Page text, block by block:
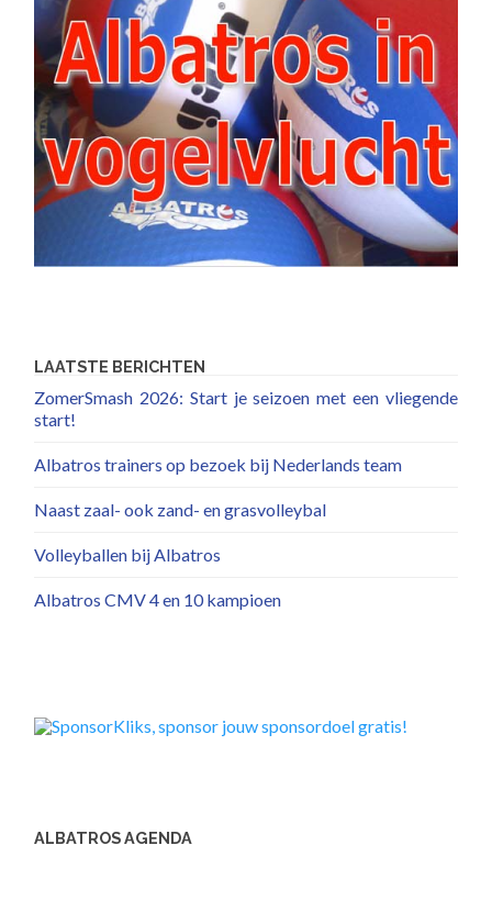
LAATSTE BERICHTEN
ZomerSmash 2026: Start je seizoen met een vliegende
start!
Albatros trainers op bezoek bij Nederlands team
Naast zaal- ook zand- en grasvolleybal
Volleyballen bij Albatros
Albatros CMV 4 en 10 kampioen
ALBATROS AGENDA